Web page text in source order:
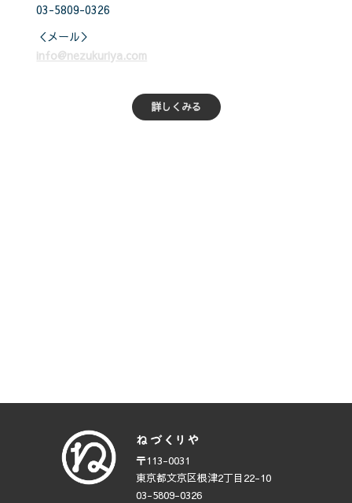
03-5809-0326
＜メール＞
info@nezukuriya.com
詳しくみる
〒113-0031
東京都文京区根津2丁目22-10
03-5809-0326